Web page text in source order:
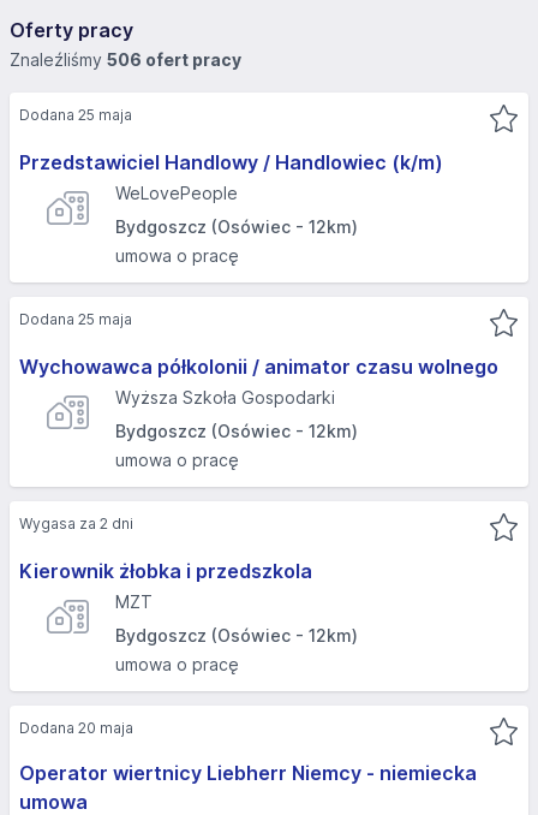
Oferty pracy
Znaleźliśmy 506 ofert pracy
Przedstawiciel Handlowy / Handlowiec (k/m)
WeLovePeople
Bydgoszcz (Osówiec - 12km)
umowa o pracę
Dodana 25 maja
Wychowawca półkolonii / animator czasu wolnego
Wyższa Szkoła Gospodarki
Bydgoszcz (Osówiec - 12km)
umowa o pracę
Dodana 25 maja
Kierownik żłobka i przedszkola
MZT
Bydgoszcz (Osówiec - 12km)
umowa o pracę
Wygasa za 2 dni
Operator wiertnicy Liebherr Niemcy - niemiecka
umowa
Dodana 20 maja